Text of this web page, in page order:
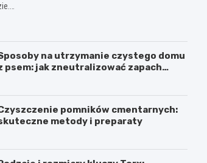
na utrzymanie czystego domu
psem: jak zneutralizować zapach
pomników cmentarnych:
metody i preparaty